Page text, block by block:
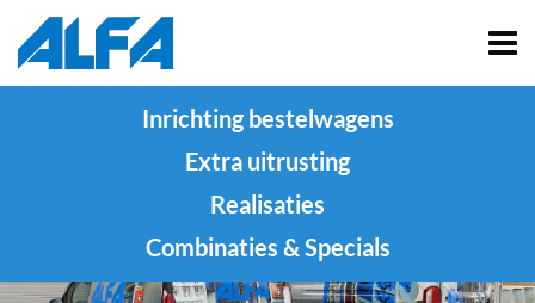
Inrichting bestelwagens
Extra uitrusting
Realisaties
Combinaties & Specials